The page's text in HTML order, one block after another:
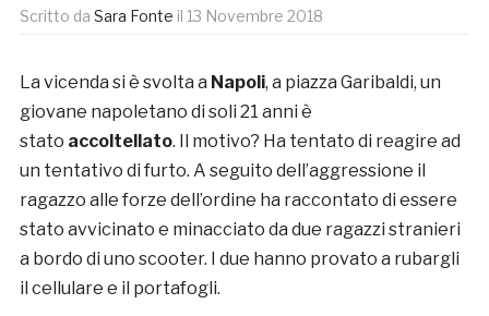
Scritto da Sara Fonte il 13 Novembre 2018
La vicenda si è svolta a Napoli, a piazza Garibaldi, un
giovane napoletano di soli 21 anni è
stato accoltellato. Il motivo? Ha tentato di reagire ad
un tentativo di furto. A seguito dell’aggressione il
ragazzo alle forze dell’ordine ha raccontato di essere
stato avvicinato e minacciato da due ragazzi stranieri
a bordo di uno scooter. I due hanno provato a rubargli
il cellulare e il portafogli.